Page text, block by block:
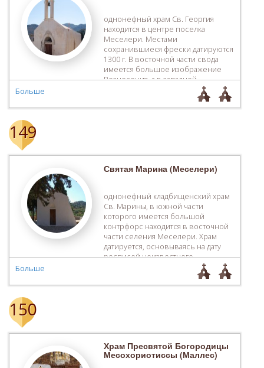
однонефный храм Св. Георгия
находится в центре поселка
Меселери. Местами
сохранившиеся фрески датируются
1300 г. В восточной части свода
имеется большое изображение
Вознесения, а в западной
изображения цикла Страстей
Христовых и три сюжета из жития
Св. Георгия. На северной стене,
Больше
149
Святая Марина (Меселери)
однонефный кладбищенский храм
Св. Марины, в южной части
которого имеется большой
контрфорс находится в восточной
части селения ­Меселери. Храм
датируется, основываясь на дату
росписей неизвестного
иконописца, первой четвертью ХІV
в. В изображениях на фресках
имеется некоторая особенность.
этих […]
Больше
150
Храм Пресвятой Богородицы
Месохориотиссы (Маллес)